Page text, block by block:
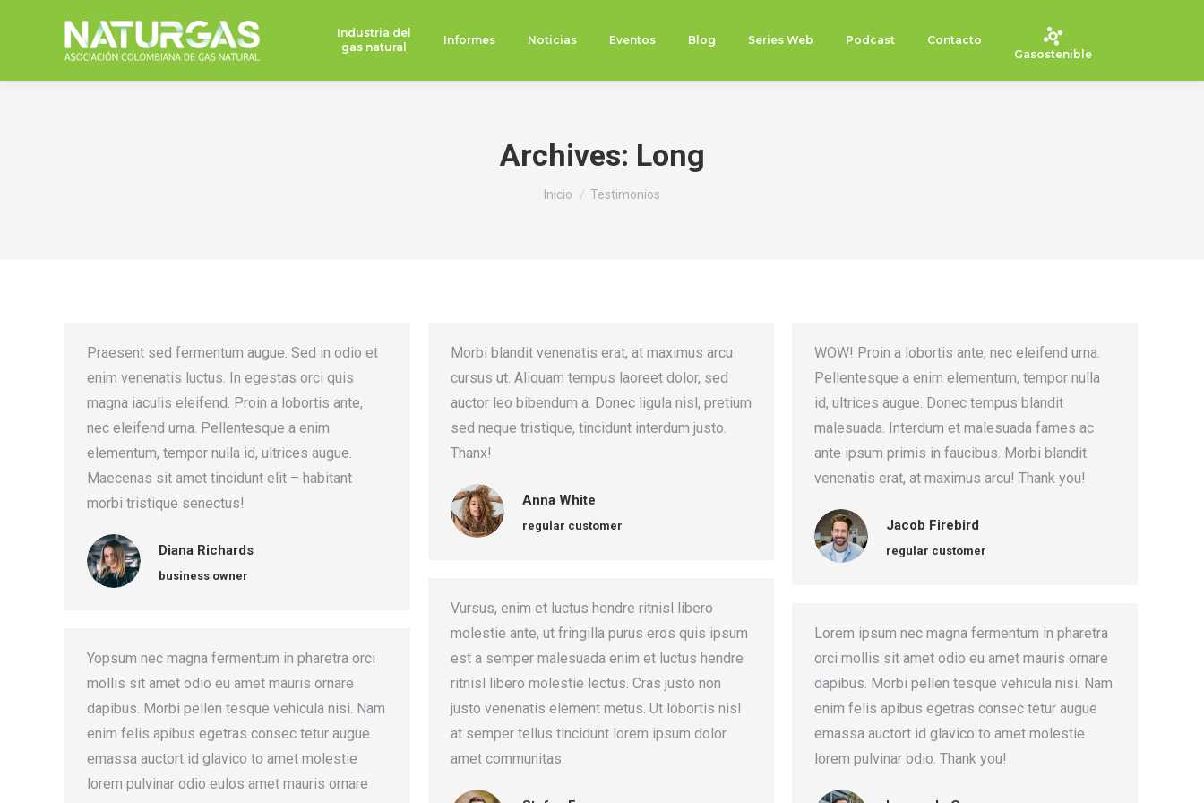
Industria del
gas natural
Informes Noticias Eventos Blog Series Web Podcast
Contacto
Gasostenible
Archives: Long
Estás aquí:
Inicio Testimonios
Praesent sed fermentum augue. Sed in odio et
enim venenatis luctus. In egestas orci quis
magna iaculis eleifend. Proin a lobortis ante,
nec eleifend urna. Pellentesque a enim
elementum, tempor nulla id, ultrices augue.
Maecenas sit amet tincidunt elit – habitant
morbi tristique senectus!
Diana Richards
business owner
Morbi blandit venenatis erat, at maximus arcu
cursus ut. Aliquam tempus laoreet dolor, sed
auctor leo bibendum a. Donec ligula nisl, pretium
sed neque tristique, tincidunt interdum justo.
Thanx!
Anna White
regular customer
WOW! Proin a lobortis ante, nec eleifend urna.
Pellentesque a enim elementum, tempor nulla
id, ultrices augue. Donec tempus blandit
malesuada. Interdum et malesuada fames ac
ante ipsum primis in faucibus. Morbi blandit
venenatis erat, at maximus arcu! Thank you!
Jacob Firebird
regular customer
Vursus, enim et luctus hendre ritnisl libero
molestie ante, ut fringilla purus eros quis ipsum
est a semper malesuada enim et luctus hendre
ritnisl libero molestie lectus. Cras justo non
justo venenatis element metus. Ut lobortis nisl
at semper tellus tincidunt lorem ipsum dolor
amet communitas.
Lorem ipsum nec magna fermentum in pharetra
orci mollis sit amet odio eu amet mauris ornare
dapibus. Morbi pellen tesque vehicula nisi. Nam
enim felis apibus egetras consec tetur augue
emassa auctort id glavico to amet molestie
lorem pulvinar odio. Thank you!
Yopsum nec magna fermentum in pharetra orci
mollis sit amet odio eu amet mauris ornare
dapibus. Morbi pellen tesque vehicula nisi. Nam
enim felis apibus egetras consec tetur augue
emassa auctort id glavico to amet molestie
lorem pulvinar odio eulos amet mauris ornare